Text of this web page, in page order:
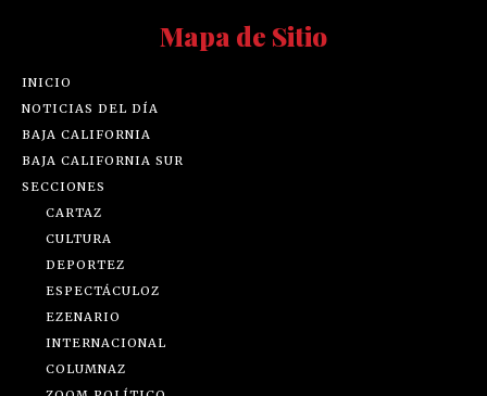
Mapa de Sitio
INICIO
NOTICIAS DEL DÍA
BAJA CALIFORNIA
BAJA CALIFORNIA SUR
SECCIONES
CARTAZ
CULTURA
DEPORTEZ
ESPECTÁCULOZ
EZENARIO
INTERNACIONAL
COLUMNAZ